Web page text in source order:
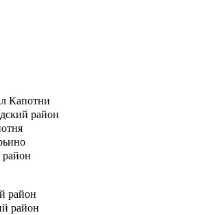
Капотни
район
район
район
район